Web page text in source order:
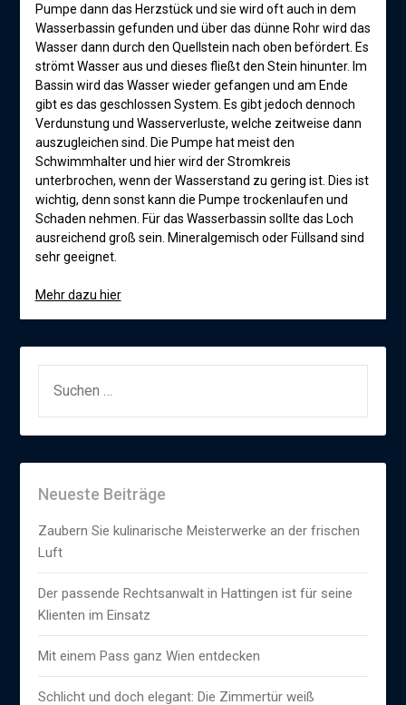
Pumpe dann das Herzstück und sie wird oft auch in dem
Wasserbassin gefunden und über das dünne Rohr wird das
Wasser dann durch den Quellstein nach oben befördert. Es
strömt Wasser aus und dieses fließt den Stein hinunter. Im
Bassin wird das Wasser wieder gefangen und am Ende
gibt es das geschlossen System. Es gibt jedoch dennoch
Verdunstung und Wasserverluste, welche zeitweise dann
auszugleichen sind. Die Pumpe hat meist den
Schwimmhalter und hier wird der Stromkreis
unterbrochen, wenn der Wasserstand zu gering ist. Dies ist
wichtig, denn sonst kann die Pumpe trockenlaufen und
Schaden nehmen. Für das Wasserbassin sollte das Loch
ausreichend groß sein. Mineralgemisch oder Füllsand sind
sehr geeignet.
Mehr dazu hier
NACH:
Neueste Beiträge
Zaubern Sie kulinarische Meisterwerke an der frischen
Luft
Der passende Rechtsanwalt in Hattingen ist für seine
Klienten im Einsatz
Mit einem Pass ganz Wien entdecken
Schlicht und doch elegant: Die Zimmertür weiß